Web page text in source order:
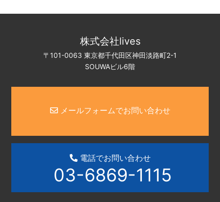
株式会社lives
〒101-0063 東京都千代田区神田淡路町2-1
SOUWAビル6階
メールフォームでお問い合わせ
電話でお問い合わせ
03-6869-1115